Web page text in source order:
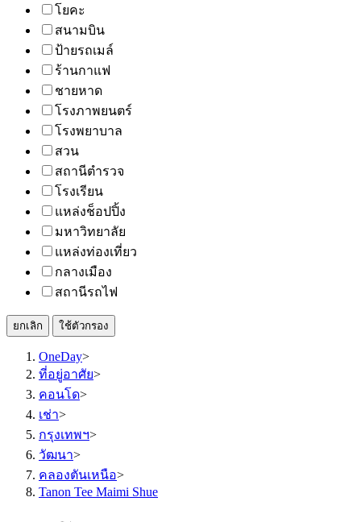
โยคะ
สนามบิน
ป้ายรถเมล์
ร้านกาแฟ
ชายหาด
โรงภาพยนตร์
โรงพยาบาล
สวน
สถานีตำรวจ
โรงเรียน
แหล่งช็อปปิ้ง
มหาวิทยาลัย
แหล่งท่องเที่ยว
กลางเมือง
สถานีรถไฟ
ยกเลิก ใช้ตัวกรอง
OneDay>
ที่อยู่อาศัย>
คอนโด>
เช่า>
กรุงเทพฯ>
วัฒนา>
คลองตันเหนือ>
Tanon Tee Maimi Shue